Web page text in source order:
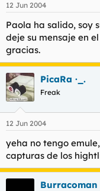
12 Jun 2004
Paola ha salido, soy
deje su mensaje en
gracias.
PicaRa ·_.
Freak
12 Jun 2004
yeha no tengo
capturas de los
Burracoman